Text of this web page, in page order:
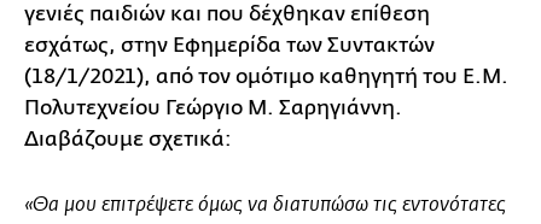
γενιές παιδιών και που δέχθηκαν επίθεση
εσχάτως, στην Εφημερίδα των Συντακτών
(18/1/2021), από τον ομότιμο καθηγητή του Ε.Μ.
Πολυτεχνείου Γεώργιο Μ. Σαρηγιάννη.
Διαβάζουμε σχετικά:
«Θα μου επιτρέψετε όμως να διατυπώσω τις εντονότατες